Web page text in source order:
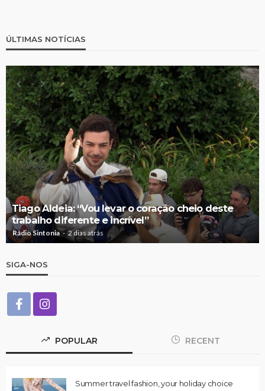
ÚLTIMAS NOTÍCIAS
Tiago Aldeia: “Vou levar o coração cheio deste
trabalho diferente e incrível”
Rádio Sintonia 2 dias atrás
SIGA-NOS
POPULAR RECENT
Summer travel fashion, your holiday choice